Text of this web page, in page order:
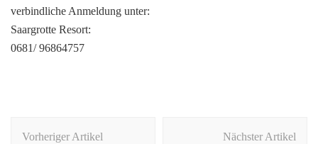
verbindliche Anmeldung unter:
Saargrotte Resort:
0681/ 96864757
Vorheriger Artikel Nächster Artikel